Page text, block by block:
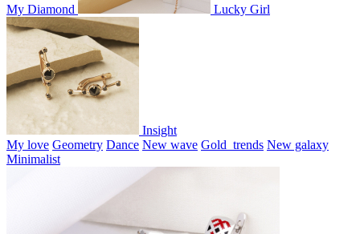
My Diamond Lucky Girl
Insight
My love Geometry Dance New wave Gold_trends New galaxy
Minimalist